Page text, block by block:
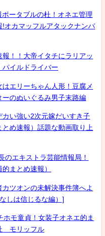
ータブルの杜！オネエ管理
!オカマッフルアタックナンバ
！！大帝イタチにラリアッ
パイルドライバー
エリーちゃん人形！豆腐メ
のぬいぐるみ男子末路編
い強い2次元嫁だいすき子
め速報）話題な動画取り上
のエキストラ芸能情報局！
まとめ速報）
ツオンの未解決事件簿へよ
しは信じるな編）]
モ童貞！女装子オネエ的ま
モリッフル